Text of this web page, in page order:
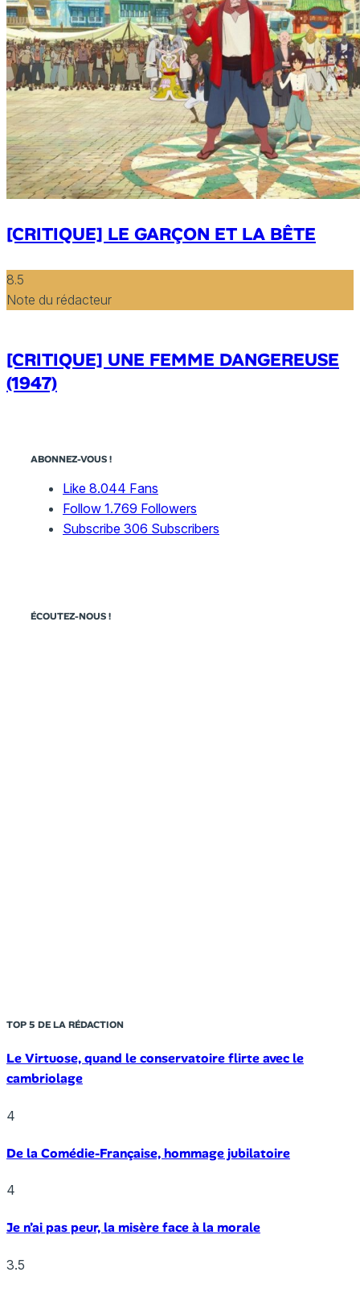
[CRITIQUE] LE GARÇON ET LA BÊTE
8.5
Note du rédacteur
[CRITIQUE] UNE FEMME DANGEREUSE
(1947)
ABONNEZ-VOUS !
Like 8.044 Fans
Follow 1.769 Followers
Subscribe 306 Subscribers
ÉCOUTEZ-NOUS !
TOP 5 DE LA RÉDACTION
Le Virtuose, quand le conservatoire flirte avec le
cambriolage
4
De la Comédie-Française, hommage jubilatoire
4
Je n’ai pas peur, la misère face à la morale
3.5